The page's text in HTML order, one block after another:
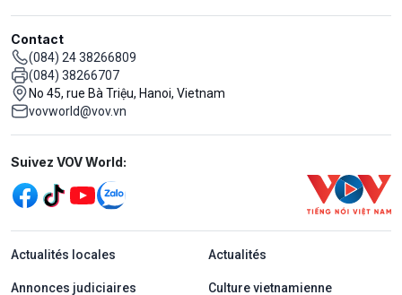
Contact
(084) 24 38266809
(084) 38266707
No 45, rue Bà Triệu, Hanoi, Vietnam
vovworld@vov.vn
Mạng xã hội
Suivez VOV World:
menu footer tiếng Pháp
Actualités locales Actualités
Annonces judiciaires Culture vietnamienne